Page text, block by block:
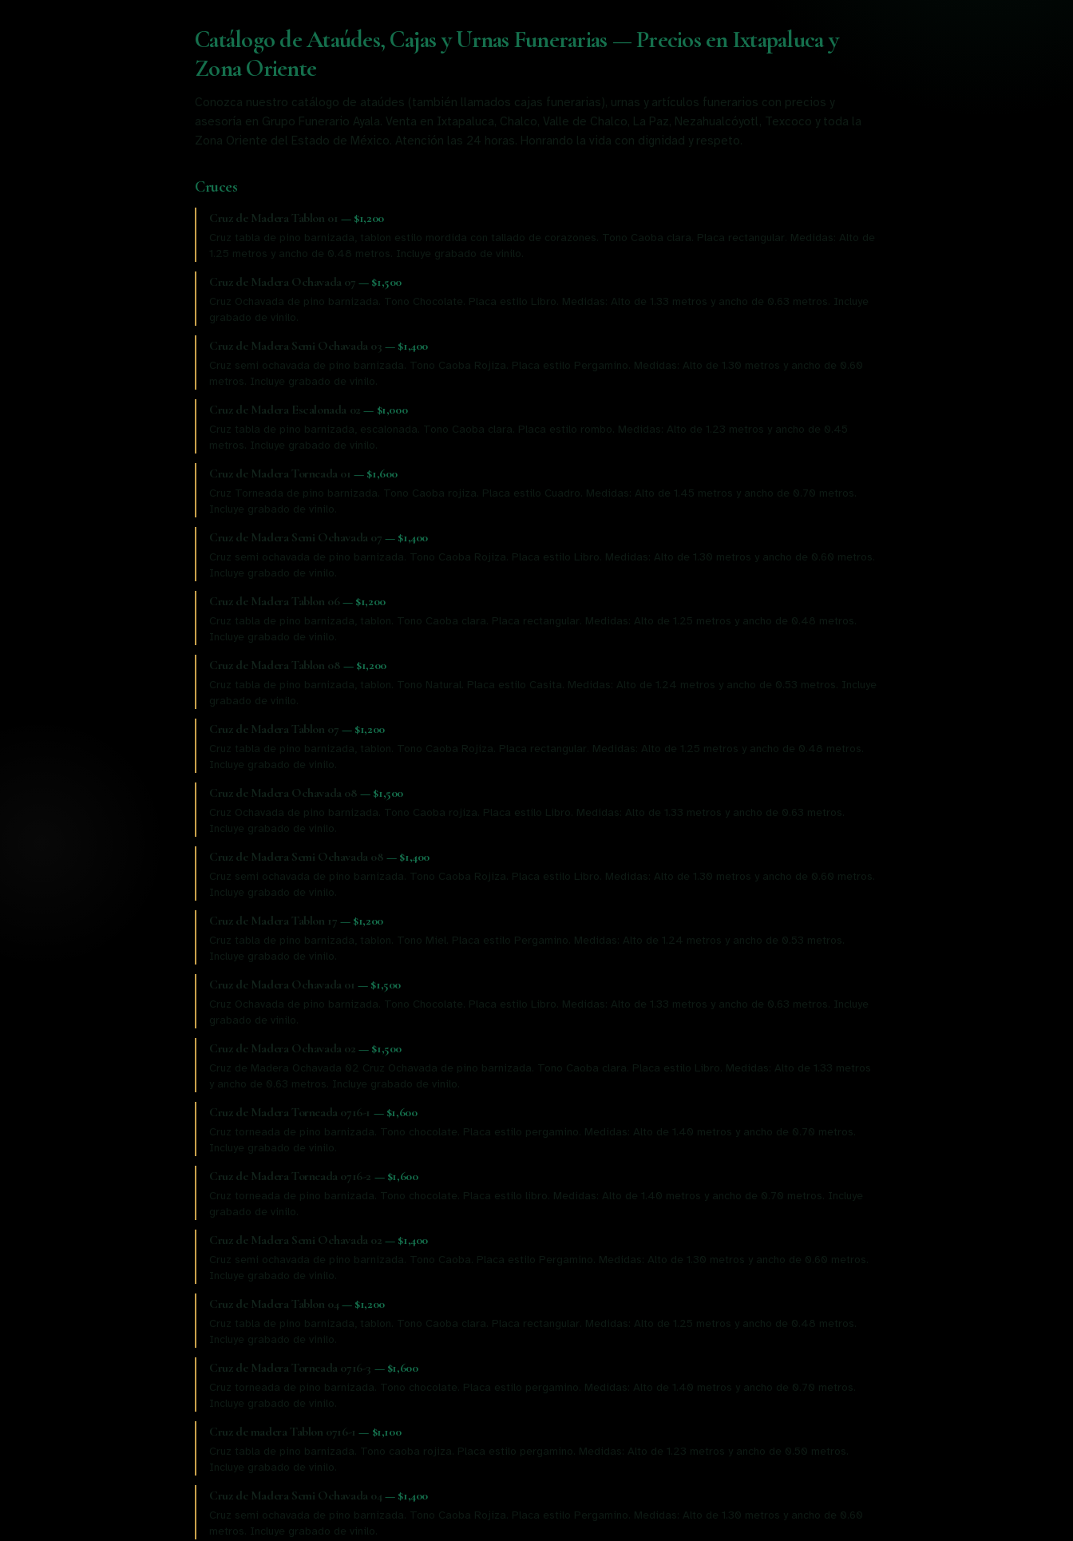
Catálogo de Ataúdes, Cajas y Urnas Funerarias — Precios en Ixtapaluca y
Zona Oriente
Conozca nuestro catálogo de ataúdes (también llamados cajas funerarias), urnas y artículos funerarios con precios y
asesoría en Grupo Funerario Ayala. Venta en Ixtapaluca, Chalco, Valle de Chalco, La Paz, Nezahualcóyotl, Texcoco y toda la
Zona Oriente del Estado de México. Atención las 24 horas. Honrando la vida con dignidad y respeto.
Cruces
Cruz de Madera Tablon 01 — $1,200
Cruz tabla de pino barnizada, tablon estilo mordida con tallado de corazones. Tono Caoba clara. Placa rectangular. Medidas: Alto de
1.25 metros y ancho de 0.48 metros. Incluye grabado de vinilo.
Cruz de Madera Ochavada 07 — $1,500
Cruz Ochavada de pino barnizada. Tono Chocolate. Placa estilo Libro. Medidas: Alto de 1.33 metros y ancho de 0.63 metros. Incluye
grabado de vinilo.
Cruz de Madera Semi Ochavada 03 — $1,400
Cruz semi ochavada de pino barnizada. Tono Caoba Rojiza. Placa estilo Pergamino. Medidas: Alto de 1.30 metros y ancho de 0.60
metros. Incluye grabado de vinilo.
Cruz de Madera Escalonada 02 — $1,000
Cruz tabla de pino barnizada, escalonada. Tono Caoba clara. Placa estilo rombo. Medidas: Alto de 1.23 metros y ancho de 0.45
metros. Incluye grabado de vinilo.
Cruz de Madera Torneada 01 — $1,600
Cruz Torneada de pino barnizada. Tono Caoba rojiza. Placa estilo Cuadro. Medidas: Alto de 1.45 metros y ancho de 0.70 metros.
Incluye grabado de vinilo.
Cruz de Madera Semi Ochavada 07 — $1,400
Cruz semi ochavada de pino barnizada. Tono Caoba Rojiza. Placa estilo Libro. Medidas: Alto de 1.30 metros y ancho de 0.60 metros.
Incluye grabado de vinilo.
Cruz de Madera Tablon 06— $1,200
Cruz tabla de pino barnizada, tablon. Tono Caoba clara. Placa rectangular. Medidas: Alto de 1.25 metros y ancho de 0.48 metros.
Incluye grabado de vinilo.
Cruz de Madera Tablon 08 — $1,200
Cruz tabla de pino barnizada, tablon. Tono Natural. Placa estilo Casita. Medidas: Alto de 1.24 metros y ancho de 0.53 metros. Incluye
grabado de vinilo.
Cruz de Madera Tablon 07 — $1,200
Cruz tabla de pino barnizada, tablon. Tono Caoba Rojiza. Placa rectangular. Medidas: Alto de 1.25 metros y ancho de 0.48 metros.
Incluye grabado de vinilo.
Cruz de Madera Ochavada 08 — $1,500
Cruz Ochavada de pino barnizada. Tono Caoba rojiza. Placa estilo Libro. Medidas: Alto de 1.33 metros y ancho de 0.63 metros.
Incluye grabado de vinilo.
Cruz de Madera Semi Ochavada 08 — $1,400
Cruz semi ochavada de pino barnizada. Tono Caoba Rojiza. Placa estilo Libro. Medidas: Alto de 1.30 metros y ancho de 0.60 metros.
Incluye grabado de vinilo.
Cruz de Madera Tablon 17 — $1,200
Cruz tabla de pino barnizada, tablon. Tono Miel. Placa estilo Pergamino. Medidas: Alto de 1.24 metros y ancho de 0.53 metros.
Incluye grabado de vinilo.
Cruz de Madera Ochavada 01 — $1,500
Cruz Ochavada de pino barnizada. Tono Chocolate. Placa estilo Libro. Medidas: Alto de 1.33 metros y ancho de 0.63 metros. Incluye
grabado de vinilo.
Cruz de Madera Ochavada 02 — $1,500
Cruz de Madera Ochavada 02 Cruz Ochavada de pino barnizada. Tono Caoba clara. Placa estilo Libro. Medidas: Alto de 1.33 metros
y ancho de 0.63 metros. Incluye grabado de vinilo.
Cruz de Madera Torneada 0716-1 — $1,600
Cruz torneada de pino barnizada. Tono chocolate. Placa estilo pergamino. Medidas: Alto de 1.40 metros y ancho de 0.70 metros.
Incluye grabado de vinilo.
Cruz de Madera Torneada 0716-2 — $1,600
Cruz torneada de pino barnizada. Tono chocolate. Placa estilo libro. Medidas: Alto de 1.40 metros y ancho de 0.70 metros. Incluye
grabado de vinilo.
Cruz de Madera Semi Ochavada 02 — $1,400
Cruz semi ochavada de pino barnizada. Tono Caoba. Placa estilo Pergamino. Medidas: Alto de 1.30 metros y ancho de 0.60 metros.
Incluye grabado de vinilo.
Cruz de Madera Tablon 04 — $1,200
Cruz tabla de pino barnizada, tablon. Tono Caoba clara. Placa rectangular. Medidas: Alto de 1.25 metros y ancho de 0.48 metros.
Incluye grabado de vinilo.
Cruz de Madera Torneada 0716-3 — $1,600
Cruz torneada de pino barnizada. Tono chocolate. Placa estilo pergamino. Medidas: Alto de 1.40 metros y ancho de 0.70 metros.
Incluye grabado de vinilo.
Cruz de madera Tablon 0716-1 — $1,100
Cruz tabla de pino barnizada. Tono caoba rojiza. Placa estilo pergamino. Medidas: Alto de 1.23 metros y ancho de 0.50 metros.
Incluye grabado de vinilo.
Cruz de Madera Semi Ochavada 04 — $1,400
Cruz semi ochavada de pino barnizada. Tono Caoba Rojiza. Placa estilo Pergamino. Medidas: Alto de 1.30 metros y ancho de 0.60
metros. Incluye grabado de vinilo.